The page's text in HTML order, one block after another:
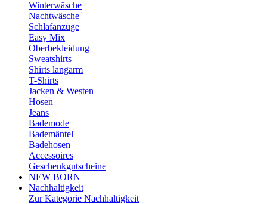
Winterwäsche
Nachtwäsche
Schlafanzüge
Easy Mix
Oberbekleidung
Sweatshirts
Shirts langarm
T-Shirts
Jacken & Westen
Hosen
Jeans
Bademode
Bademäntel
Badehosen
Accessoires
Geschenkgutscheine
NEW BORN
Nachhaltigkeit
Zur Kategorie Nachhaltigkeit